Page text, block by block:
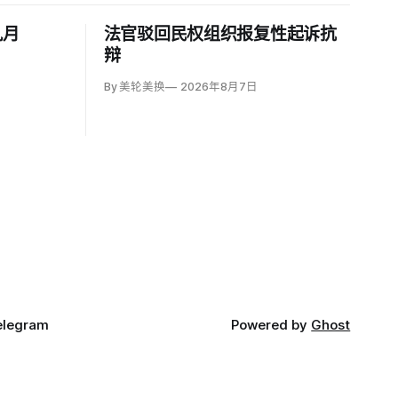
法官驳回民权组织报复性起诉抗
辩
By 美轮美换 2026年8月7日
Powered by Ghost